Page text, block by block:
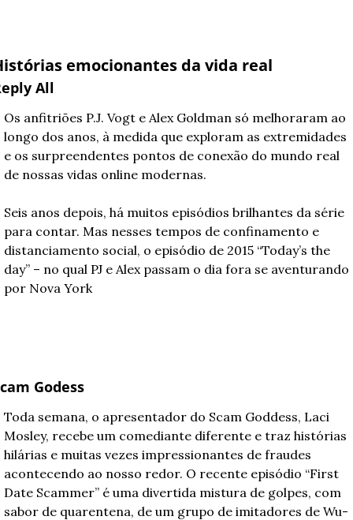
emocionantes da vida real
All
Os anfitriões P.J. Vogt e Alex Goldman só melhoraram ao
longo dos anos, à medida que exploram as extremidades
e os surpreendentes pontos de conexão do mundo real
de nossas vidas online modernas.
Seis anos depois, há muitos episódios brilhantes da série
para contar. Mas nesses tempos de confinamento e
distanciamento social, o episódio de 2015 “Today’s the
day” – no qual PJ e Alex passam o dia fora se aventurando
por Nova York
Godess
Toda semana, o apresentador do Scam Goddess, Laci
Mosley, recebe um comediante diferente e traz histórias
hilárias e muitas vezes impressionantes de fraudes
acontecendo ao nosso redor. O recente episódio “First
Date Scammer” é uma divertida mistura de golpes, com
sabor de quarentena, de um grupo de imitadores de Wu-